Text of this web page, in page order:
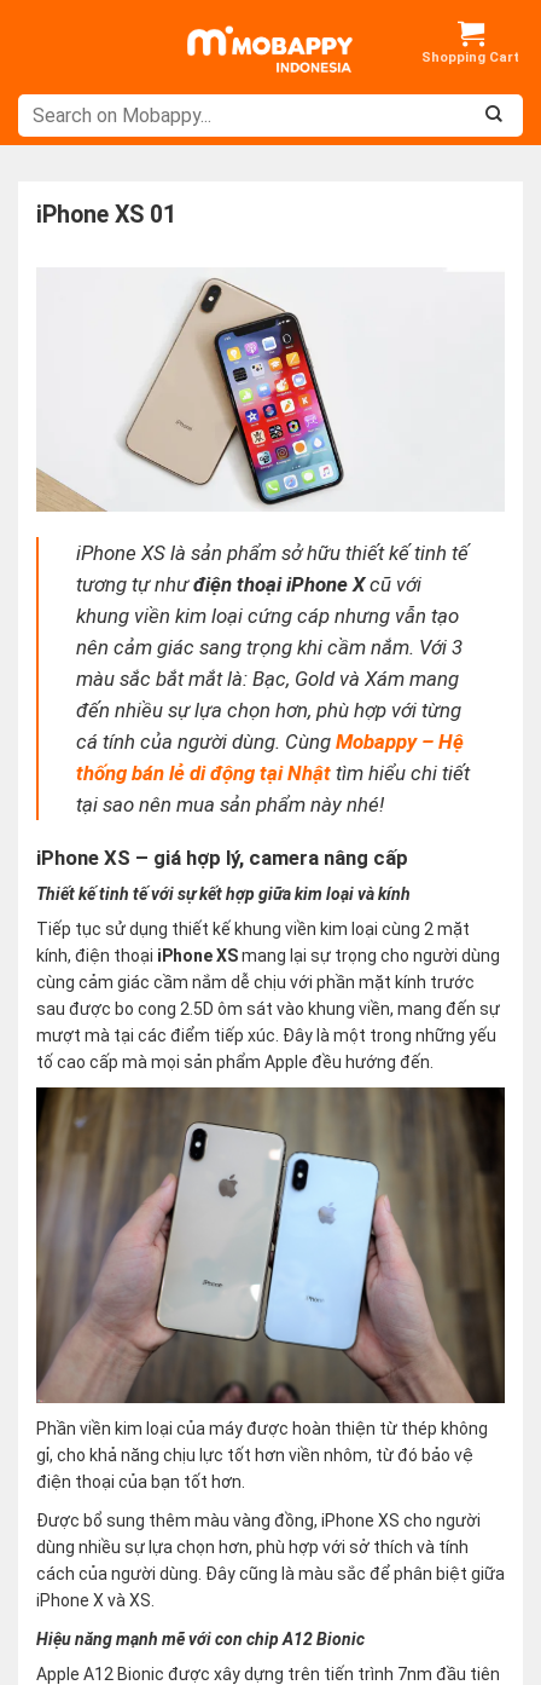
iPhone XS 01
iPhone XS là sản phẩm sở hữu thiết kế tinh tế
tương tự nhưđiện thoại iPhone Xcũ với
khung viền kim loại cứng cáp nhưng vẫn tạo
nên cảm giác sang trọng khi cầm nắm. Với 3
màu sắc bắt mắt là: Bạc, Gold và Xám mang
đến nhiều sự lựa chọn hơn, phù hợp với từng
cá tính của người dùng. CùngMobappy – Hệ
thống bán lẻ di động tại Nhật tìm hiểu chi tiết
tại sao nên mua sản phẩm này nhé!
iPhone XS – giá hợp lý, camera nâng cấp
Thiết kế tinh tế với sự kết hợp giữa kim loại và kính
Tiếp tục sử dụng thiết kế khung viền kim loại cùng 2 mặt
kính, điện thoại iPhone XSmang lại sự trọng cho người dùng
cùng cảm giác cầm nắm dễ chịu với phần mặt kính trước
sau được bo cong 2.5D ôm sát vào khung viền, mang đến sự
mượt mà tại các điểm tiếp xúc. Đây là một trong những yếu
tố cao cấp mà mọi sản phẩm Apple đều hướng đến.
Phần viền kim loại của máy được hoàn thiện từ thép không
gỉ, cho khả năng chịu lực tốt hơn viền nhôm, từ đó bảo vệ
điện thoại của bạn tốt hơn.
Được bổ sung thêm màu vàng đồng, iPhone XS cho người
dùng nhiều sự lựa chọn hơn, phù hợp với sở thích và tính
cách của người dùng. Đây cũng là màu sắc để phân biệt giữa
iPhone X và XS.
Hiệu năng mạnh mẽ với con chip A12 Bionic
Apple A12 Bionic được xây dựng trên tiến trình 7nm đầu tiên